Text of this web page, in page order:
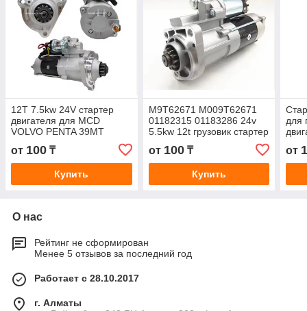
12T 7.5kw 24V стартер
двигателя для MCD
VOLVO PENTA 39MT
грузовик D12 QD3111
M009T82171 M9T67671
от 100 ₸
Купить
M9T62671 M009T62671
01182315 01183286 24v
5.5kw 12t грузовик стартер
двигатель для KALMAR
TR618i Volvo
от 100₸
Купить
для
от
О нас
Рейтинг не сформирован
Менее 5 отзывов за последний год
Работает с 28.10.2017
г. Алматы